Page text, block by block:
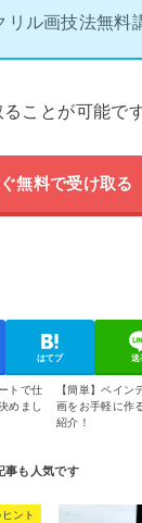
ル画技法無料
ことが可能です
無料で受け取る
はてブ 送
トで仕
めまし
【簡単】ペイン
画をお手軽に作
紹介！
ント